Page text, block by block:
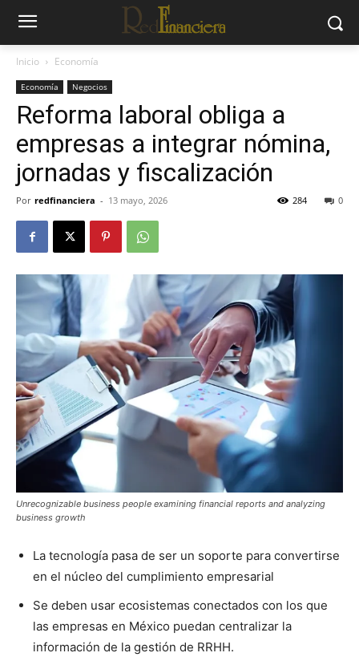
Inicio Economía
Economía Negocios
Reforma laboral obliga a
empresas a integrar nómina,
jornadas y fiscalización
Por redfinanciera - 13 mayo, 2026 0
284
Unrecognizable business people examining financial reports and analyzing
business growth
La tecnología pasa de ser un soporte para convertirse
en el núcleo del cumplimiento empresarial
Se deben usar ecosistemas conectados con los que
las empresas en México puedan centralizar la
información de la gestión de RRHH.